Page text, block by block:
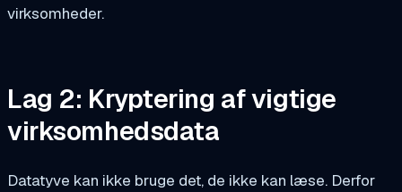
virksomheder.
Lag 2: Kryptering af vigtige
virksomhedsdata
Datatyve kan ikke bruge det, de ikke kan læse. Derfor